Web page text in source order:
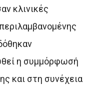
κλινικές
η συμμόρφωσή
και στη συνέχεια